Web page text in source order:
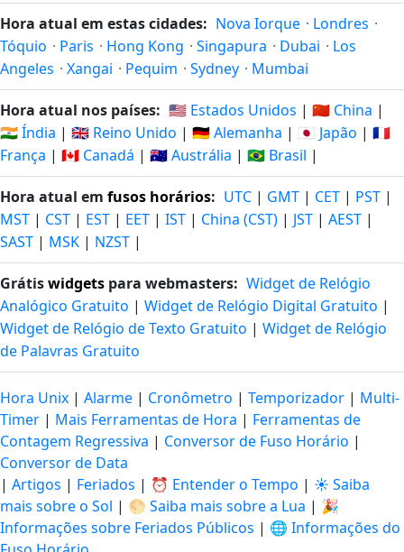
Hora atual em estas cidades: Nova Iorque · Londres ·
Tóquio · Paris · Hong Kong · Singapura · Dubai · Los
Angeles · Xangai · Pequim · Sydney · Mumbai
Hora atual nos países: 🇺🇸 Estados Unidos | 🇨🇳 China |
🇮🇳 Índia | 🇬🇧 Reino Unido | 🇩🇪 Alemanha | 🇯🇵 Japão | 🇫🇷
França | 🇨🇦 Canadá | 🇦🇺 Austrália | 🇧🇷 Brasil |
Hora atual em fusos horários: UTC | GMT | CET | PST |
MST | CST | EST | EET | IST | China (CST) | JST | AEST |
SAST | MSK | NZST |
Grátiswidgets para webmasters: Widget de Relógio
Analógico Gratuito | Widget de Relógio Digital Gratuito |
Widget de Relógio de Texto Gratuito | Widget de Relógio
de Palavras Gratuito
Hora Unix | Alarme | Cronômetro | Temporizador | Multi-
Timer | Mais Ferramentas de Hora | Ferramentas de
Contagem Regressiva | Conversor de Fuso Horário |
Conversor de Data
| Artigos | Feriados | ⏰ Entender o Tempo | ☀️ Saiba
mais sobre o Sol | 🌕 Saiba mais sobre a Lua | 🎉
Informações sobre Feriados Públicos | 🌐 Informações do